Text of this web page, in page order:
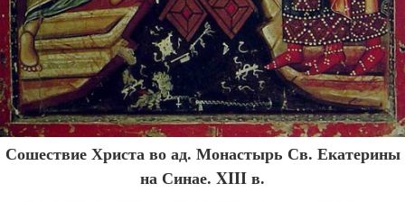
Сошествие Христа во ад. Монастырь Св. Екатерины
на Синае. XIII в.